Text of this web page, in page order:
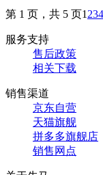
第 1 页，共 5 页1 234
服务支持
售后政策
相关下载
销售渠道
京东自营
天猫旗舰
拼多多旗舰店
销售网点